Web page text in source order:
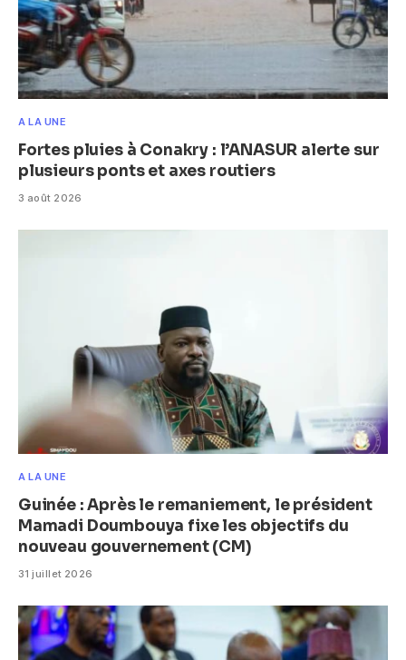
A LA UNE
Fortes pluies à Conakry : l’ANASUR alerte sur
plusieurs ponts et axes routiers
3 août 2026
A LA UNE
Guinée : Après le remaniement, le président
Mamadi Doumbouya fixe les objectifs du
nouveau gouvernement (CM)
31 juillet 2026